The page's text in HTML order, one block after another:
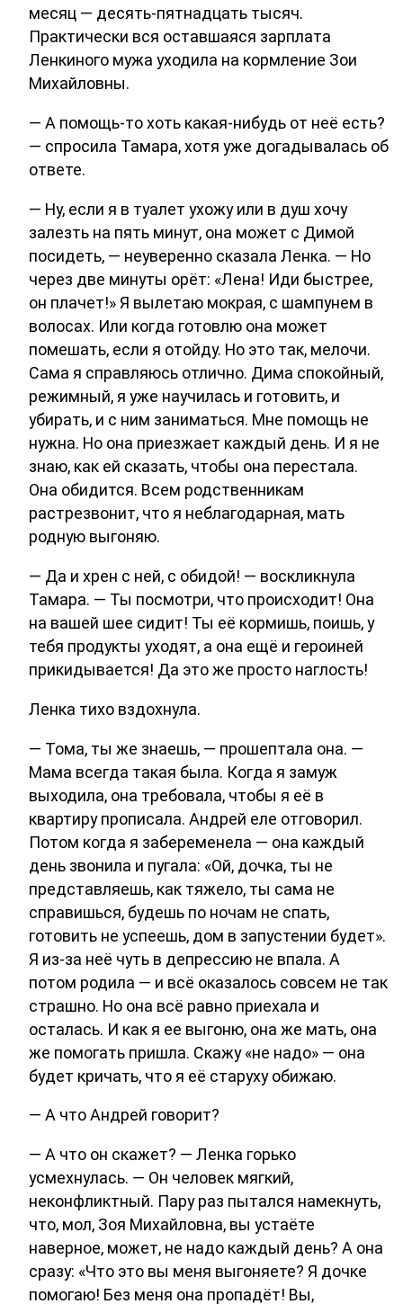
месяц — десять-пятнадцать тысяч.
Практически вся оставшаяся зарплата
Ленкиного мужа уходила на кормление Зои
Михайловны.
— А помощь-то хоть какая-нибудь от неё есть?
— спросила Тамара, хотя уже догадывалась об
ответе.
— Ну, если я в туалет ухожу или в душ хочу
залезть на пять минут, она может с Димой
посидеть, — неуверенно сказала Ленка. — Но
через две минуты орёт: «Лена! Иди быстрее,
он плачет!» Я вылетаю мокрая, с шампунем в
волосах. Или когда готовлю она может
помешать, если я отойду. Но это так, мелочи.
Сама я справляюсь отлично. Дима спокойный,
режимный, я уже научилась и готовить, и
убирать, и с ним заниматься. Мне помощь не
нужна. Но она приезжает каждый день. И я не
знаю, как ей сказать, чтобы она перестала.
Она обидится. Всем родственникам
растрезвонит, что я неблагодарная, мать
родную выгоняю.
— Да и хрен с ней, с обидой! — воскликнула
Тамара. — Ты посмотри, что происходит! Она
на вашей шее сидит! Ты её кормишь, поишь, у
тебя продукты уходят, а она ещё и героиней
прикидывается! Да это же просто наглость!
Ленка тихо вздохнула.
— Тома, ты же знаешь, — прошептала она. —
Мама всегда такая была. Когда я замуж
выходила, она требовала, чтобы я её в
квартиру прописала. Андрей еле отговорил.
Потом когда я забеременела — она каждый
день звонила и пугала: «Ой, дочка, ты не
представляешь, как тяжело, ты сама не
справишься, будешь по ночам не спать,
готовить не успеешь, дом в запустении будет».
Я из-за неё чуть в депрессию не впала. А
потом родила — и всё оказалось совсем не так
страшно. Но она всё равно приехала и
осталась. И как я ее выгоню, она же мать, она
же помогать пришла. Скажу «не надо» — она
будет кричать, что я её старуху обижаю.
— А что Андрей говорит?
— А что он скажет? — Ленка горько
усмехнулась. — Он человек мягкий,
неконфликтный. Пару раз пытался намекнуть,
что, мол, Зоя Михайловна, вы устаёте
наверное, может, не надо каждый день? А она
сразу: «Что это вы меня выгоняете? Я дочке
помогаю! Без меня она пропадёт! Вы,